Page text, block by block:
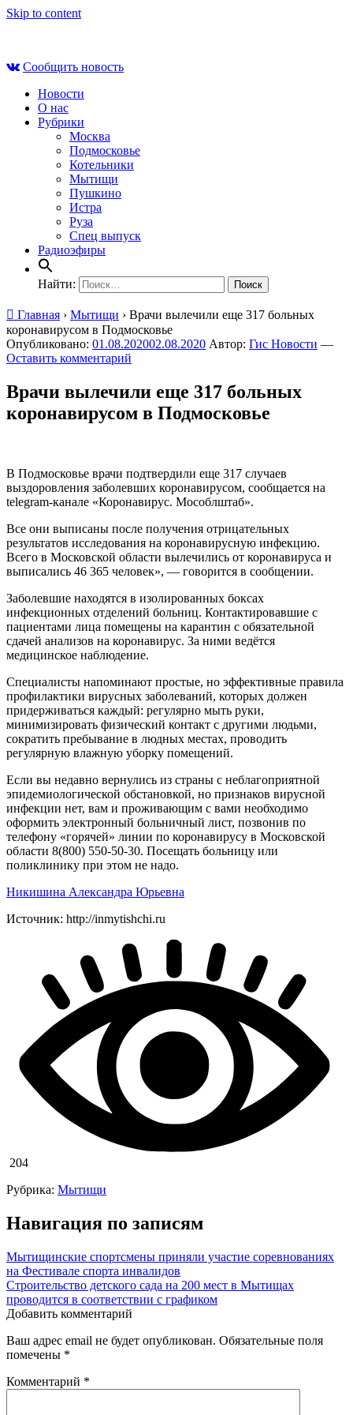
Skip to content
Сообщить новость
Новости
О нас
Рубрики
Москва
Подмосковье
Котельники
Мытищи
Пушкино
Истра
Руза
Спец выпуск
Радиоэфиры
Найти:
Главная › Мытищи › Врачи вылечили еще 317 больных
коронавирусом в Подмосковье
Опубликовано: 01.08.202002.08.2020 Автор: Гис Новости —
Оставить комментарий
Врачи вылечили еще 317 больных
коронавирусом в Подмосковье
В Подмосковье врачи подтвердили еще 317 случаев
выздоровления заболевших коронавирусом, сообщается на
telegram-канале «Коронавирус. Мособлштаб».
Все они выписаны после получения отрицательных
результатов исследования на коронавирусную инфекцию.
Всего в Московской области вылечились от коронавируса и
выписались 46 365 человек», — говорится в сообщении.
Заболевшие находятся в изолированных боксах
инфекционных отделений больниц. Контактировавшие с
пациентами лица помещены на карантин с обязательной
сдачей анализов на коронавирус. За ними ведётся
медицинское наблюдение.
Специалисты напоминают простые, но эффективные правила
профилактики вирусных заболеваний, которых должен
придерживаться каждый: регулярно мыть руки,
минимизировать физический контакт с другими людьми,
сократить пребывание в людных местах, проводить
регулярную влажную уборку помещений.
Если вы недавно вернулись из страны с неблагоприятной
эпидемиологической обстановкой, но признаков вирусной
инфекции нет, вам и проживающим с вами необходимо
оформить электронный больничный лист, позвонив по
телефону «горячей» линии по коронавирусу в Московской
области 8(800) 550-50-30. Посещать больницу или
поликлинику при этом не надо.
Никишина Александра Юрьевна
Источник: http://inmytishchi.ru
204
Рубрика: Мытищи
Навигация по записям
Мытищинские спортсмены приняли участие соревнованиях
на Фестивале спорта инвалидов
Строительство детского сада на 200 мест в Мытищах
проводится в соответствии с графиком
Добавить комментарий
Ваш адрес email не будет опубликован. Обязательные поля
помечены *
Комментарий *